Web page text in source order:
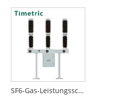
SF6-Gas-Leistungsschalter